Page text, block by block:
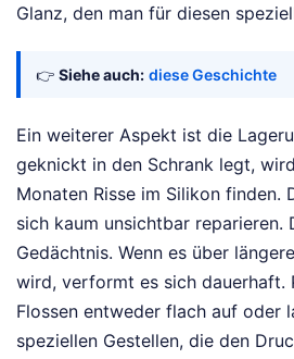
Glanz, den man für diesen
👉 Siehe auch: diese Geschichte
Ein weiterer Aspekt ist die
geknickt in den Schrank legt,
Monaten Risse im Silikon finden.
sich kaum unsichtbar reparieren.
Gedächtnis. Wenn es über
wird, verformt es sich dauerhaft.
Flossen entweder flach auf oder
speziellen Gestellen, die den